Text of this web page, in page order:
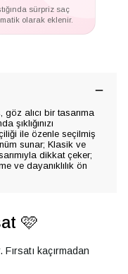
sürpriz saç
olarak eklenir.
alıcı bir tasarıma
şıklığınızı
ile özenle seçilmiş
sunar; Klasik ve
dikkat çeker;
ve dayanıklılık ön
🩷
kaçırmadan